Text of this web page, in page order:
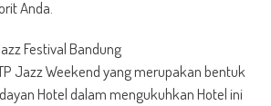
Anda.
Festival Bandung
Jazz Weekend yang merupakan bentuk
Hotel dalam mengukuhkan Hotel ini